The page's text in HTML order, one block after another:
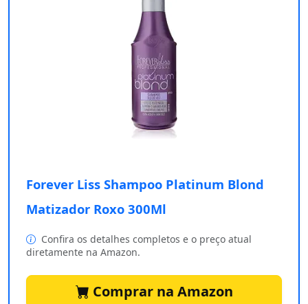
Forever Liss Shampoo Platinum Blond
Matizador Roxo 300Ml
Confira os detalhes completos e o preço atual
diretamente na Amazon.
Comprar na Amazon